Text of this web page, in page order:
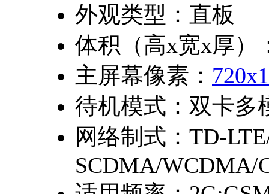
外观类型： 直板
体积（高x宽x厚）
主屏幕像素：
待机模式： 双卡多
网络制式： TD-
SCDMA/WCDMA/